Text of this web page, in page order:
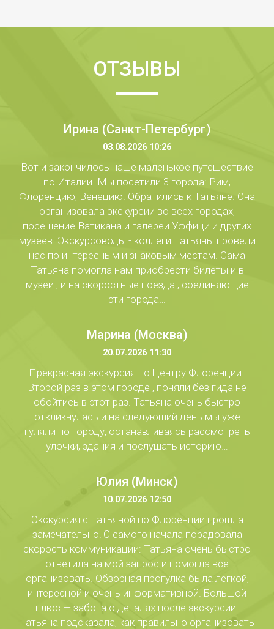
ОТЗЫВЫ
Ирина (Санкт-Петербург)
03.08.2026 10:26
Вот и закончилось наше маленькое путешествие
по Италии. Мы посетили 3 города: Рим,
Флоренцию, Венецию. Обратились к Татьяне. Она
организовала экскурсии во всех городах,
посещение Ватикана и галереи Уффици и других
музеев. Экскурсоводы - коллеги Татьяны провели
нас по интересным и знаковым местам. Сама
Татьяна помогла нам приобрести билеты и в
музеи , и на скоростные поезда , соединяющие
эти города…
Марина (Москва)
20.07.2026 11:30
Прекрасная экскурсия по Центру Флоренции !
Второй раз в этом городе , поняли без гида не
обойтись в этот раз. Татьяна очень быстро
откликнулась и на следующий день мы уже
гуляли по городу, останавливаясь рассмотреть
улочки, здания и послушать историю…
Юлия (Минск)
10.07.2026 12:50
Экскурсия с Татьяной по Флоренции прошла
замечательно! С самого начала порадовала
скорость коммуникации: Татьяна очень быстро
ответила на мой запрос и помогла всё
организовать. Обзорная прогулка была легкой,
интересной и очень информативной. Большой
плюс — забота о деталях после экскурсии.
Татьяна подсказала, как правильно организовать